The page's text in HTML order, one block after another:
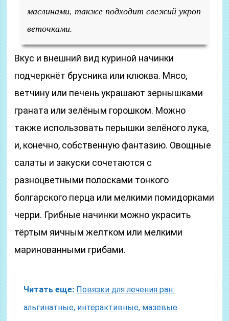
маслинами, также подходит свежий укроп
веточками.
Вкус и внешний вид куриной начинки
подчеркнёт брусника или клюква. Мясо,
ветчину или печень украшают зернышками
граната или зелёным горошком. Можно
также использовать перышки зелёного лука,
и, конечно, собственную фантазию. Овощные
салаты и закуски сочетаются с
разноцветными полосками тонкого
болгарского перца или мелкими помидорками
черри. Грибные начинки можно украсить
тёртым яичным желтком или мелкими
маринованными грибами.
Читать еще: Повязки для лечения ран:
альгинатные, интерактивные, мазевые